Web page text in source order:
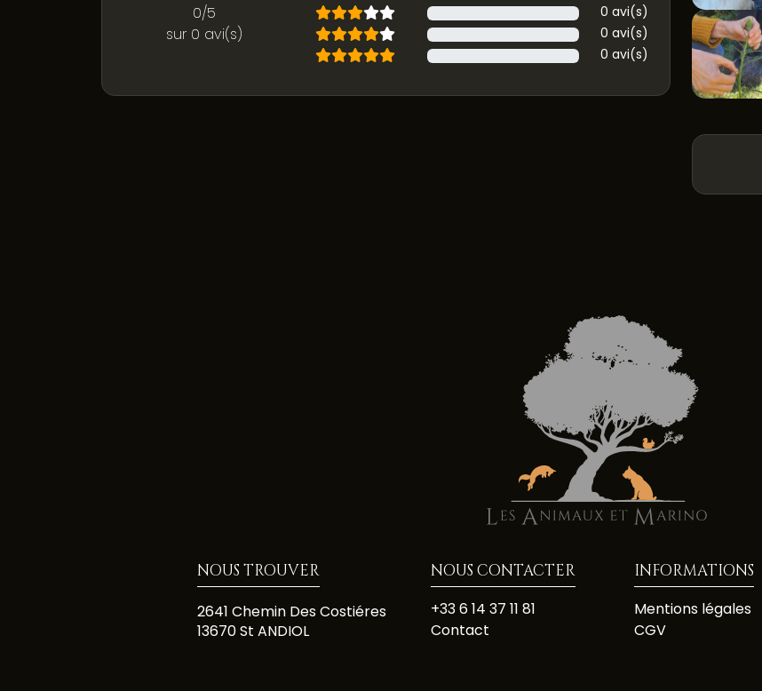
0/5
sur 0 avi(s)
0 avi(s)
0 avi(s)
0 avi(s)
NOUS TROUVER
2641 Chemin Des Costiéres
13670 St ANDIOL
NOUS CONTACTER
+33 6 14 37 11 81
Contact
INFORMATIONS
Mentions légales
CGV